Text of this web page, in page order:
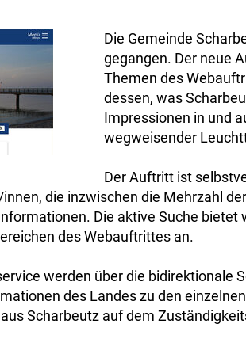
Die Gemeinde
gegangen. Der neue
Themen des
dessen, was
Impressionen in und
wegweisender
Der Auftritt ist
die inzwischen die Mehrzahl
Die aktive Suche
des Webauftrittes an.
werden über die
des Landes zu den
Scharbeutz auf dem